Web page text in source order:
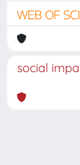
social